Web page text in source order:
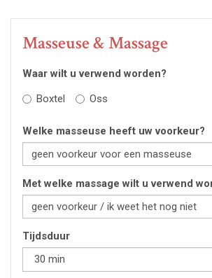
Masseuse & Massage
Waar wilt u verwend worden?
Boxtel
Oss
Welke masseuse heeft uw voorkeur?
geen voorkeur voor een masseuse
Met welke massage wilt u verwend
geen voorkeur / ik weet het nog niet
Tijdsduur